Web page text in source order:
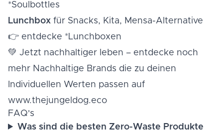
*Soulbottles
Lunchbox für Snacks, Kita, Mensa-Alternative
👉 entdecke *Lunchboxen
💚 Jetzt nachhaltiger leben – entdecke noch
mehr Nachhaltige Brands die zu deinen
Individuellen Werten passen auf
www.thejungeldog.eco
FAQ's
Was sind die besten Zero-Waste Produkte